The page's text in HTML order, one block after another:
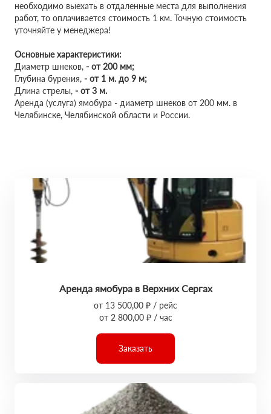
необходимо выехать в отдаленные места для выполнения
работ, то оплачивается стоимость 1 км. Точную стоимость
уточняйте у менеджера!
Основные характеристики:
Диаметр шнеков, - от 200 мм;
Глубина бурения, - от 1 м. до 9 м;
Длина стрелы, - от 3 м.
Аренда (услуга) ямобура - диаметр шнеков от 200 мм. в
Челябинске, Челябинской области и России.
Аренда ямобура в Верхних Сергах
от 13 500,00 ₽ / рейс
от 2 800,00 ₽ / час
Заказать